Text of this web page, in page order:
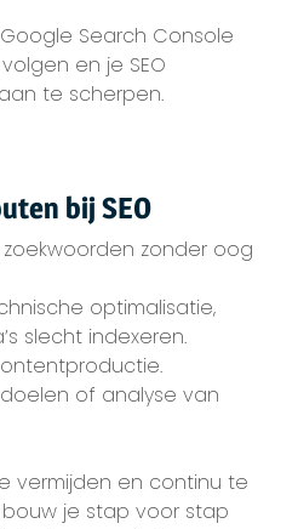
Search Console
en je SEO
te scherpen.
bij SEO
zonder oog
optimalisatie,
slecht indexeren.
of analyse van
vermijden en continu te
je stap voor stap